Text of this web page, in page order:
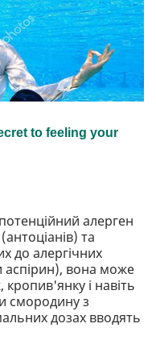
алерген
та
до алергічних
аспірин), вона може
і навіть
смородину з
дозах вводять